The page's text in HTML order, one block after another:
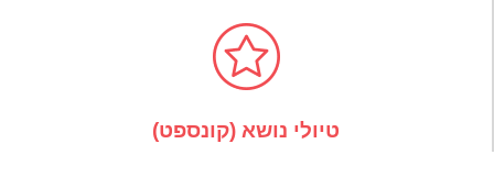
טיולי נושא (קונספט)